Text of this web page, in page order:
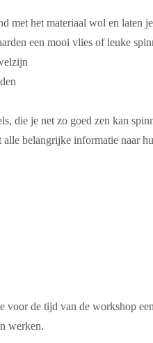
het materiaal wol en laten
een mooi vlies of leuke
die je net zo goed zen kan
belangrijke informatie naar
voor de tijd van de workshop
werken.